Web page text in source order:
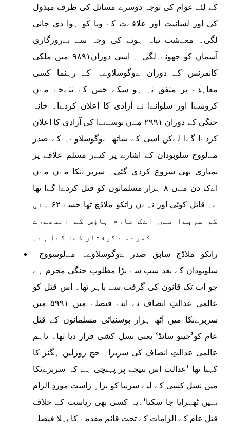
کے لئے عوام کی توجہ دوسرے مسائل کی طرف مبذول
کی اور لسانیت اور علاقےت کے وبا کو ہوا دی جانی
لگی۔ معےشت تباہ ہونے کی وجہ سے بےروزگاری
آسمان کو چھونے لگی ۔ اسی دوران۹۸۹۱ میں ملکی
کانفرنس کے دوران ےوگوسلاوےہ کے رہنما کسی
معاہدے پر متفق نہ ہو سکے جس کے نتےجے مےں
کروشےا اور سلوانےا نے آزادی کا اعلان کردےا۔ خانہ
جنگی کے دوران ۲۹۹۱ مےں بوسےنےا کی آزادی کا اعلان
کردےا گےا لےکن اسی کے ساتھ ےوگوسلاوےہ کے صدر
مےلووچ سلوبودان کے اشارے پر کثےر مسلم علاقے پر
بمباری بھی شروع کردی گئی۔ سربرےنکا مےں مےں
اےک دن مےں ۸ ہزار مسلمانوں کو قتل کردےا گےا تھا
ےہ قاتل کوئی اور نہےں راتکو ملاڈچ تھا جسے ۶۲ مئی
کو سربےا مےں اےک فارم ہاﺅس کے اندھےرے
راتکو ملاڈچ سابق صدر ےوگوسلاوےہ مےلوسووچ
سلوبودان کے بعد سب سے بڑا مطلوب جنگی مجرم ہے
جو اب تک قانون کی گرفت سے باہر تھا۔ اس قتل کو
عالمی عدالتِ انصاف نے اپنے فیصلے میں ۵۹۹۱ میں
سربرےنکا میں آٹھ ہزار بوسنیائی مسلمانوں کے قتل
عام کو’جینو سائڈ‘ یعنی نسل کشی قرار دیا تھا۔ تاہم
عالمی عدالتِ انصاف کی سربراہ جج روزلین ہگنز کا
کہنا تھا ’عدالت اس نتیجے پر پہنچی ہے کہ سربرےنکا
میں نسل کشی کے لیے سربیا کو براہِ راست موردِ الزام
نہیں ٹھہرایا جا سکتا‘۔یہ کسی بھی ریاست کے خلاف
قتل عام کے الزامات کے تحت قائم مقدمے کا پہلا فیصلہ